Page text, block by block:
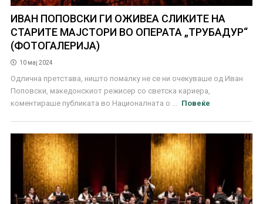
ИВАН ПОПОВСКИ ГИ ОЖИВЕА СЛИКИТЕ НА
СТАРИТЕ МАЈСТОРИ ВО ОПЕРАТА „ТРУБАДУР“
(ФОТОГАЛЕРИЈА)
10 мај 2024
Одлична претстава, ништо помалку не се ни очекуваше од Иван
Поповски, македонскиот режисер со светска кариера,
коментираше публиката во Националната о ...
Повеќе